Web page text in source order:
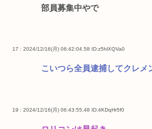
部員募集中やで
17 : 2024/12/16(月) 06:42:04.58 ID:z5hlXQVa0
こいつら全員逮捕してクレメ
19 : 2024/12/16(月) 06:43:55.48 ID:4KDqHr5f0